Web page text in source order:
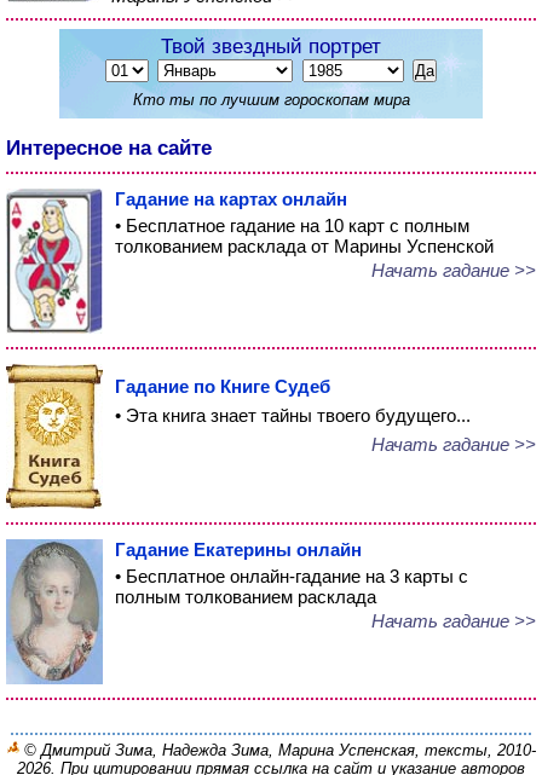
Твой звездный портрет
Кто ты по лучшим гороскопам мира
Интересное на сайте
Гадание на картах онлайн
• Бесплатное гадание на 10 карт с полным
толкованием расклада от Марины Успенской
Начать гадание >>
Гадание по Книге Судеб
• Эта книга знает тайны твоего будущего...
Начать гадание >>
Гадание Екатерины онлайн
• Бесплатное онлайн-гадание на 3 карты с
полным толкованием расклада
Начать гадание >>
© Дмитрий Зима, Надежда Зима, Марина Успенская, тексты, 2010-
2026. При цитировании прямая ссылка на сайт и указание авторов